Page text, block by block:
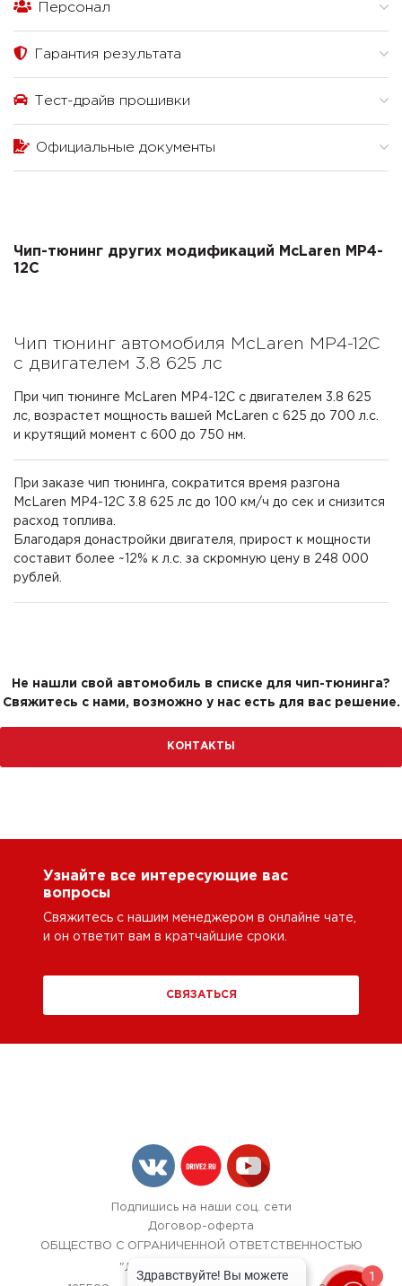
Персонал
Гарантия результата
Тест-драйв прошивки
Официальные документы
Чип-тюнинг других модификаций McLaren MP4-
12C
Чип тюнинг автомобиля McLaren MP4-12C
с двигателем 3.8 625 лс
При чип тюнинге McLaren MP4-12C с двигателем 3.8 625
лс, возрастет мощность вашей McLaren с 625 до 700 л.с.
и крутящий момент с 600 до 750 нм.
При заказе чип тюнинга, сократится время разгона
McLaren MP4-12C 3.8 625 лс до 100 км/ч до сек и снизится
расход топлива.
Благодаря донастройки двигателя, прирост к мощности
составит более ~12% к л.с. за скромную цену в 248 000
рублей.
Не нашли свой автомобиль в списке для чип-тюнинга?
Свяжитесь с нами, возможно у нас есть для вас решение.
КОНТАКТЫ
Узнайте все интересующие вас
вопросы
Свяжитесь с нашим менеджером в онлайне чате,
и он ответит вам в кратчайшие сроки.
СВЯЗАТЬСЯ
Подпишись на наши соц. сети
Договор-оферта
ОБЩЕСТВО С ОГРАНИЧЕННОЙ ОТВЕТСТВЕННОСТЬЮ
"ЛОК БОКС АВТОСЕРВИС",
1